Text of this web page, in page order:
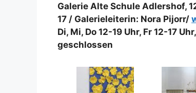
Galerie Alte Schule Adlershof,
17 / Galerieleiterin: Nora Pijorr/
Di, Mi, Do 12-19 Uhr, Fr 12-17
geschlossen